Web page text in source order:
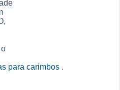
para carimbos .